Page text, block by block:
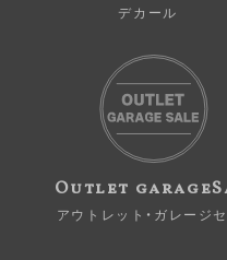
デカール
Outlet
アウトレット・ガレージ